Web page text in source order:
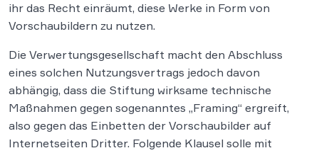
ihr das Recht einräumt, diese Werke in Form von
Vorschaubildern zu nutzen.
Die Verwertungsgesellschaft macht den Abschluss
eines solchen Nutzungsvertrags jedoch davon
abhängig, dass die Stiftung wirksame technische
Maßnahmen gegen sogenanntes „Framing“ ergreift,
also gegen das Einbetten der Vorschaubilder auf
Internetseiten Dritter. Folgende Klausel solle mit